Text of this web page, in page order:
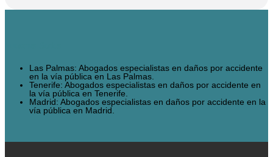
Las Palmas: Abogados especialistas en daños por accidente
en la vía pública en Las Palmas.
Tenerife: Abogados especialistas en daños por accidente en
la vía pública en Tenerife.
Madrid: Abogados especialistas en daños por accidente en la
vía pública en Madrid.